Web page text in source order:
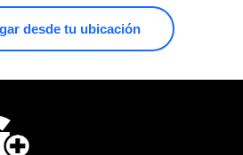
desde tu ubicación